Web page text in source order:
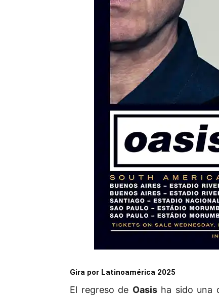
Gira por Latinoamérica 2025
El regreso de Oasisha sido una